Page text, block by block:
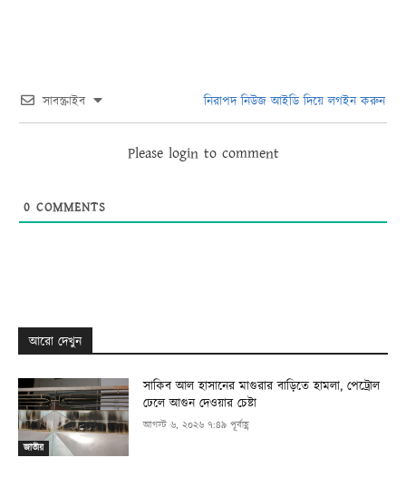
সাবস্ক্রাইব নিরাপদ নিউজ আইডি দিয়ে লগইন করুন
Please login to comment
0 COMMENTS
আরো দেখুন
জাতীয়
সাকিব আল হাসানের মাগুরার বাড়িতে হামলা, পেট্রোল
ঢেলে আগুন দেওয়ার চেষ্টা
আগস্ট ৬, ২০২৬ ৭:৪৯ পূর্বাহ্ণ